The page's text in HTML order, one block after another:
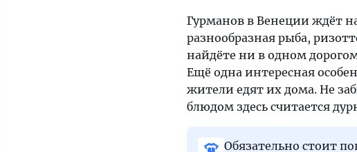
Гурманов в Венеции ждёт
разнообразная рыба,
найдёте ни в одном
Ещё одна интересная
жители едят их дома. Не
блюдом здесь считается
Обязательно стоит